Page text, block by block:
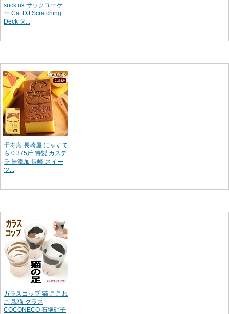
suck uk サックユーケ
ー Cat DJ Scratching
Deck タ...
千寿庵 長崎屋 にゃすて
ら 0.375斤 特製 カステ
ラ 無添加 長崎 スイー
ツ...
ガラスコップ 猫 ここね
こ 親猫 グラス
COCONECO 石塚硝子